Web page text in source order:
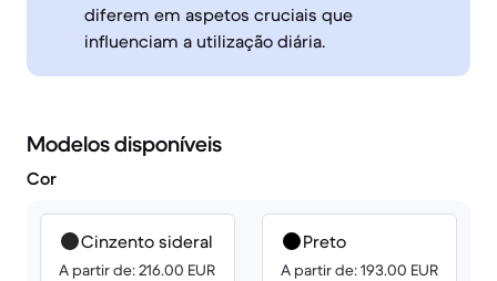
diferem em aspetos cruciais que
influenciam a utilização diária.
Modelos disponíveis
Cor
Cinzento sideral
A partir de: 216.00 EUR
Preto
A partir de: 193.00 EUR